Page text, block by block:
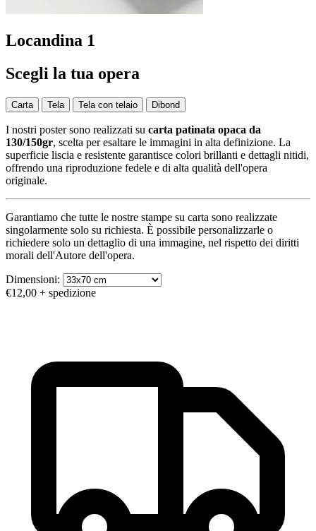
Locandina 1
Scegli la tua opera
Carta Tela Tela con telaio Dibond
I nostri poster sono realizzati su carta patinata opaca da
130/150gr, scelta per esaltare le immagini in alta definizione. La
superficie liscia e resistente garantisce colori brillanti e dettagli nitidi,
offrendo una riproduzione fedele e di alta qualità dell'opera
originale.
Garantiamo che tutte le nostre stampe su carta sono realizzate
singolarmente solo su richiesta. È possibile personalizzarle o
richiedere solo un dettaglio di una immagine, nel rispetto dei diritti
morali dell'Autore dell'opera.
Dimensioni:
€12,00 + spedizione